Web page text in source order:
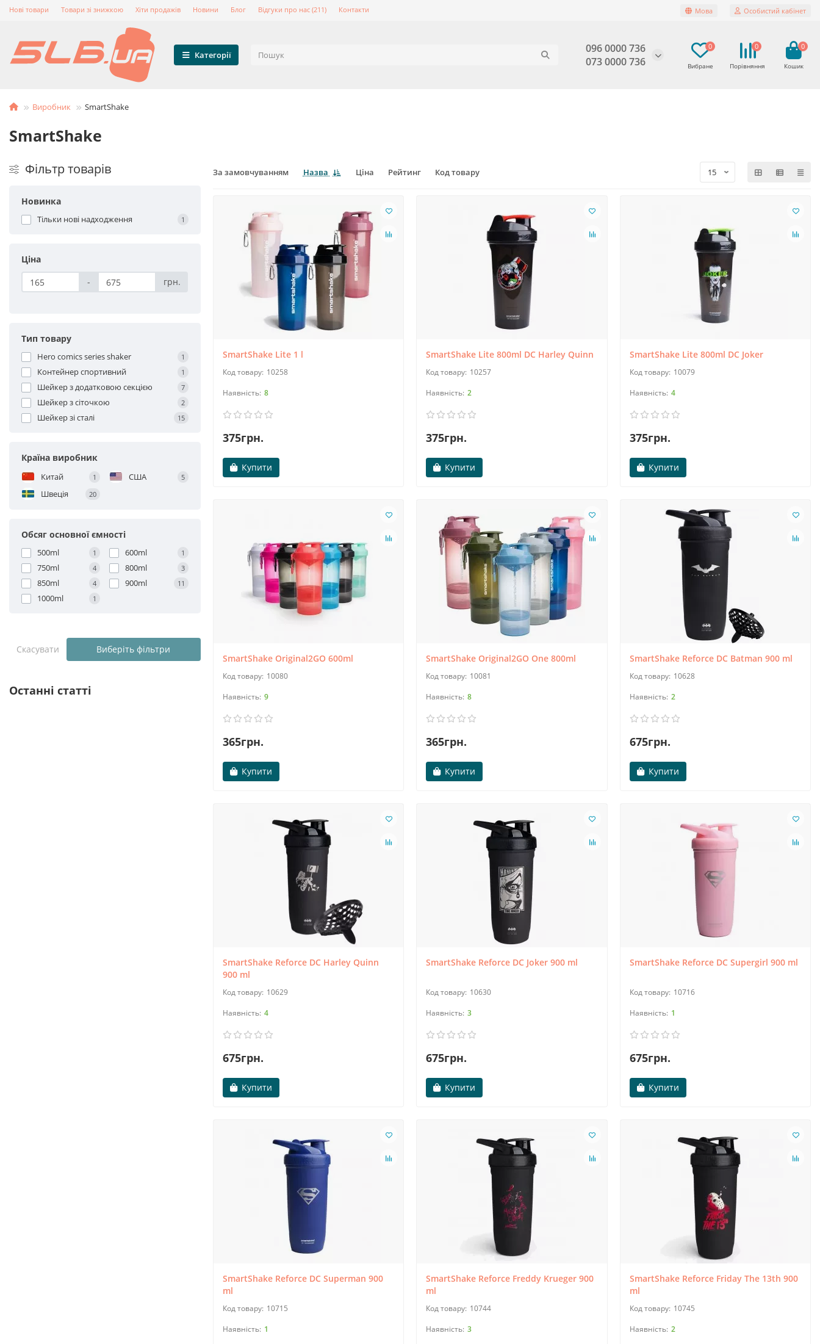
Нові товари Товари зі знижкою Хіти продажів Новини Блог Відгуки про нас (211) Контакти Мова Особистий кабінет
Категорії
096 0000 736
073 0000 736
0 0 0
Виробник SmartShake
SmartShake
Фільтр товарів
Новинка
Тільки нові надходження 1
Ціна
-
грн.
Тип товару
Hero comics series shaker 1
Контейнер спортивний 1
Шейкер з додатковою секцією 7
Шейкер з сіточкою 2
Шейкер зі сталі 15
Країна виробник
Китай 1 США 5
Швеція 20
Обсяг основної ємності
500ml 1 600ml 1
750ml 4 800ml 3
850ml 4 900ml 11
1000ml 1
Скасувати Виберіть фільтри
Останні статті
За замовчуванням Назва Ціна Рейтинг Код товару
SmartShake Lite 1 l
10258
8
375грн.
Купити
SmartShake Lite 800ml DC Harley Quinn
10257
2
375грн.
Купити
SmartShake Lite 800ml DC Joker
10079
4
375грн.
Купити
SmartShake Original2GO 600ml
10080
9
365грн.
Купити
SmartShake Original2GO One 800ml
10081
8
365грн.
Купити
SmartShake Reforce DC Batman 900 ml
10628
2
675грн.
Купити
SmartShake Reforce DC Harley Quinn
900 ml
10629
4
675грн.
Купити
SmartShake Reforce DC Joker 900 ml
10630
3
675грн.
Купити
SmartShake Reforce DC Supergirl 900 ml
10716
1
675грн.
Купити
SmartShake Reforce DC Superman 900
ml
10715
1
SmartShake Reforce Freddy Krueger 900
ml
10744
3
SmartShake Reforce Friday The 13th 900
ml
10745
2